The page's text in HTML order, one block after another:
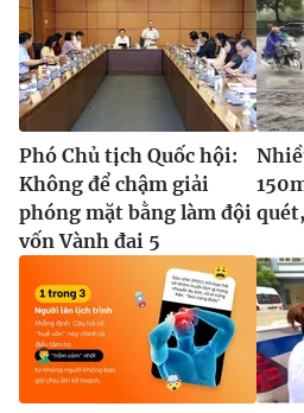
Phó Chủ tịch Quốc hội:
Không để chậm giải
phóng mặt bằng làm đội
vốn Vành đai 5